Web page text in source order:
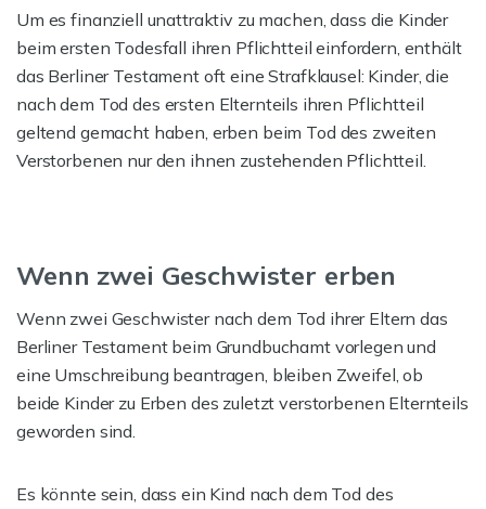
Um es finanziell unattraktiv zu machen, dass die Kinder
beim ersten Todesfall ihren Pflichtteil einfordern, enthält
das Berliner Testament oft eine Strafklausel: Kinder, die
nach dem Tod des ersten Elternteils ihren Pflichtteil
geltend gemacht haben, erben beim Tod des zweiten
Verstorbenen nur den ihnen zustehenden Pflichtteil.
Wenn zwei Geschwister erben
Wenn zwei Geschwister nach dem Tod ihrer Eltern das
Berliner Testament beim Grundbuchamt vorlegen und
eine Umschreibung beantragen, bleiben Zweifel, ob
beide Kinder zu Erben des zuletzt verstorbenen Elternteils
geworden sind.
Es könnte sein, dass ein Kind nach dem Tod des